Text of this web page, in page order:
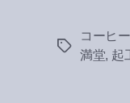
Tags
コーヒー
満堂, 起